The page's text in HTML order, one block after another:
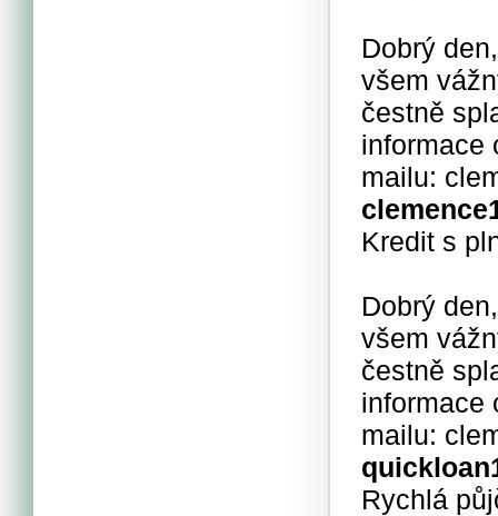
Dobrý
všem
čestně
informace
mailu:
clemence
Kredit s
Dobrý
všem
čestně
informace
mailu:
quickloan
Rychlá